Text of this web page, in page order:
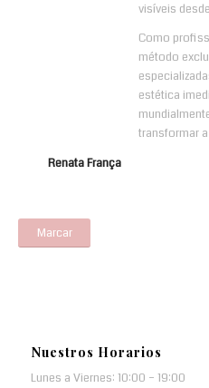
visíveis
Como
método
estética
transformar
Renata França
Marcar
Nuestros Horarios
Lunes a Viernes: 10:00 – 19:00